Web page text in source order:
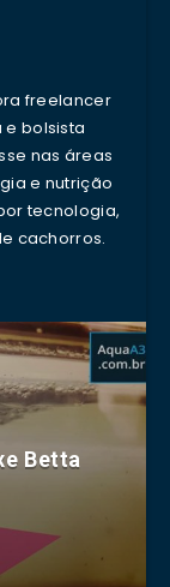
freelancer
e bolsista
nas áreas
e nutrição
tecnologia,
cachorros.
Betta